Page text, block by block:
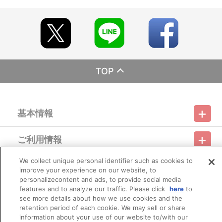
■受付期間：2025年9月26日（金）正午12:00～2025年10月7日
（火）AM11:59
※アクセス集中により、一時的にサイト内購入ページに繋がりに
くくなる場合がございます。
■お届け予定：2025年12月下旬頃に順次お届け予定
※生産及びご注文の状況によってはお届けが遅れる場合がござい
ます。予めご了承ください。
また、購入順や地域順でのお届けではございません。
※お届けにつきましてのお問合せにはお答えできかねます。
■商品について
※製造工程上、やむを得ない微細な傷が発生する場合があります
が、交換・返品はできかねます。予めご了承ください。
※1度のお会計でカートに入れられる商品は60種類までとなりま
す。それ以上のお買い物の際は、決済後に新たにご注文をお願いい
たします。
※受付期間内であっても予定数に達した場合、販売を終了する場
合がございます。
※「在庫がありません」表示後も、ご注文のキャンセルや支払い
期限切れが発生した際は販売を再開させていただく場合がございま
TOP
基本情報
利用規約 特定商取引法に基づく表示
プライバシーオプション 会社概要
ご利用情報
ご利用ガイド サイトマップ お問い合わせ 推奨環境
Do Not Sell or Share My Personal Information
会員メニュー
ログイン 会員規約 新規会員登録
その他のご案内
バンダイナムコフィルムワークス
We collect unique personal identifier such as cookies to
improve your experience on our website, to
personalizecontent and ads, to provide social media
features and to analyze our traffic. Please click hereto
see more details about how we use cookies and the
retention period of each cookie. We may sell or share
information about your use of our website to/with our